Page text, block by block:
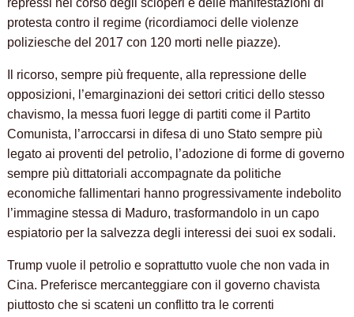
repressi nel corso degli scioperi e delle manifestazioni di
protesta contro il regime (ricordiamoci delle violenze
poliziesche del 2017 con 120 morti nelle piazze).
Il ricorso, sempre più frequente, alla repressione delle
opposizioni, l’emarginazioni dei settori critici dello stesso
chavismo, la messa fuori legge di partiti come il Partito
Comunista, l’arroccarsi in difesa di uno Stato sempre più
legato ai proventi del petrolio, l’adozione di forme di governo
sempre più dittatoriali accompagnate da politiche
economiche fallimentari hanno progressivamente indebolito
l’immagine stessa di Maduro, trasformandolo in un capo
espiatorio per la salvezza degli interessi dei suoi ex sodali.
Trump vuole il petrolio e soprattutto vuole che non vada in
Cina. Preferisce mercanteggiare con il governo chavista
piuttosto che si scateni un conflitto tra le correnti